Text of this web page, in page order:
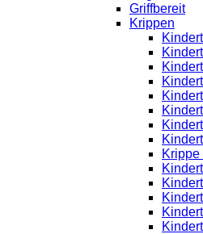
Griffbereit
Krippen